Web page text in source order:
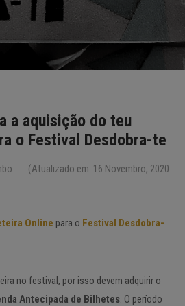
a aquisição do teu
o Festival Desdobra-te
(Atualizado em: 16 Novembro, 2020
Online para o Festival Desdobra-
no festival, por isso devem adquirir o
Antecipada de Bilhetes. O período